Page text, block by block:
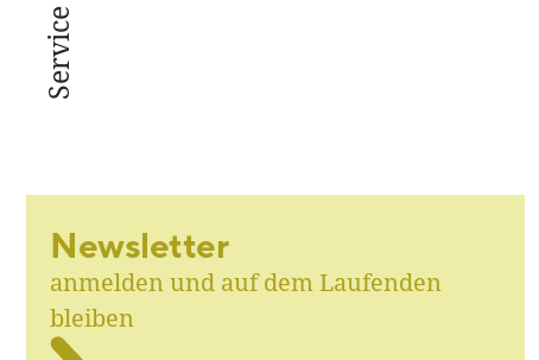
Service
Newsletter
anmelden und auf dem Laufenden
bleiben